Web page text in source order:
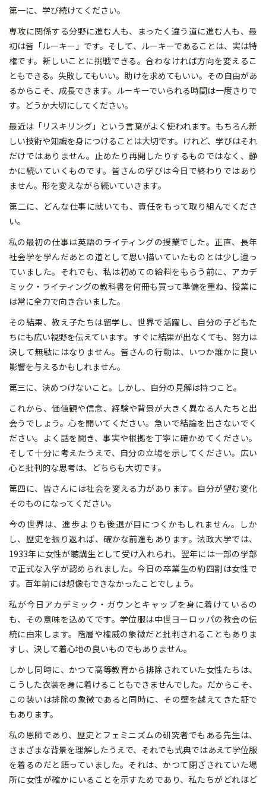
第一に、学び続けてください。
専攻に関係する分野に進む人も、まったく違う道に進む人も、最
初は皆「ルーキー」です。そして、ルーキーであることは、実は特
権です。新しいことに挑戦できる。合わなければ方向を変えるこ
ともできる。失敗してもいい。助けを求めてもいい。その自由があ
るからこそ、成長できます。ルーキーでいられる時間は一度きりで
す。どうか大切にしてください。
最近は「リスキリング」という言葉がよく使われます。もちろん新
しい技術や知識を身につけることは大切です。けれど、学びはそれ
だけではありません。止めたり再開したりするものではなく、静
かに続いていくものです。皆さんの学びは今日で終わりではあり
ません。形を変えながら続いていきます。
第二に、どんな仕事に就いても、責任をもって取り組んでくださ
い。
私の最初の仕事は英語のライティングの授業でした。正直、長年
社会学を学んだあとの道として思い描いていたものとは少し違っ
ていました。それでも、私は初めての給料をもらう前に、アカデ
ミック・ライティングの教科書を何冊も買って準備を重ね、授業に
は常に全力で向き合いました。
その結果、教え子たちは留学し、世界で活躍し、自分の子どもた
ちにも広い視野を伝えています。すぐに結果が出なくても、努力は
決して無駄にはなりません。皆さんの行動は、いつか誰かに良い
影響を与えるかもしれません。
第三に、決めつけないこと。しかし、自分の見解は持つこと。
これから、価値観や信念、経験や背景が大きく異なる人たちと出
会うでしょう。心を開いてください。急いで結論を出さないでく
ださい。よく話を聞き、事実や根拠を丁寧に確かめてください。
そして十分に考えたうえで、自分の立場を示してください。広い
心と批判的な思考は、どちらも大切です。
第四に、皆さんには社会を変える力があります。自分が望む変化
そのものになってください。
今の世界は、進歩よりも後退が目につくかもしれません。しか
し、歴史を振り返れば、確かな前進もあります。法政大学では、
1933年に女性が聴講生として受け入れられ、翌年には一部の学部
で正式な入学が認められました。今日の卒業生の約四割は女性で
す。百年前には想像もできなかったことでしょう。
私が今日アカデミック・ガウンとキャップを身に着けているの
も、その意味を込めてです。学位服は中世ヨーロッパの教会の伝
統に由来します。階層や権威の象徴だと批判されることもありま
すし、決して着心地の良いものでもありません。
しかし同時に、かつて高等教育から排除されていた女性たちは、
こうした衣装を身に着けることもできませんでした。だからこそ、
この装いは排除の象徴であると同時に、その壁を越えてきた証で
もあります。
私の恩師であり、歴史とフェミニズムの研究者でもある先生は、
さまざまな背景を理解したうえで、それでも式典ではあえて学位服
を着るのだと語っていました。それは、かつて閉ざされていた場
所に女性が確かにいることを示すためであり、私たちがどれほど